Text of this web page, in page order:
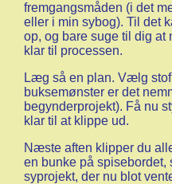
fremgangsmåden (i det
eller i min sybog). Til det
op, og bare suge til dig at
klar til processen.
Læg så en plan. Vælg
buksemønster er det
begynderprojekt). Få nu
klar til at klippe ud.
Næste aften klipper du
en bunke på spisebordet,
syprojekt, der nu blot